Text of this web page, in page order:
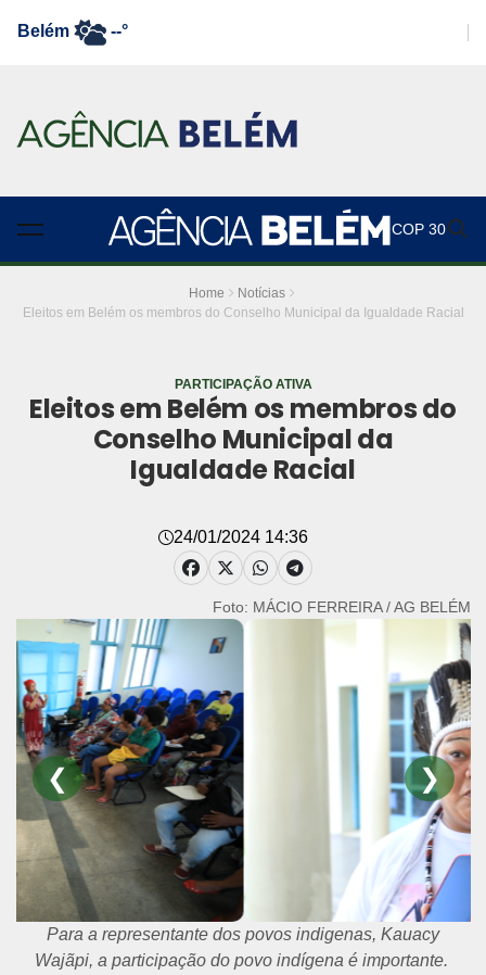
Belém --°
COP 30
Home
Notícias
Eleitos em Belém os membros do Conselho Municipal da Igualdade Racial
PARTICIPAÇÃO ATIVA
Eleitos em Belém os membros do
Conselho Municipal da
Igualdade Racial
24/01/2024 14:36
Foto: MÁCIO FERREIRA / AG BELÉM
❮ ❯
Para a representante dos povos indigenas, Kauacy
Wajãpi, a participação do povo indígena é importante.